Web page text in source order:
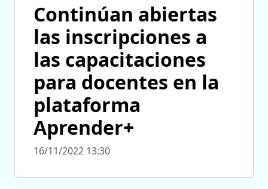
Continúan abiertas
las inscripciones a
las capacitaciones
para docentes en la
plataforma
Aprender+
16/11/2022 13:30